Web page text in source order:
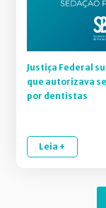
Justiça Federal
que autorizava
por dentistas
Leia +